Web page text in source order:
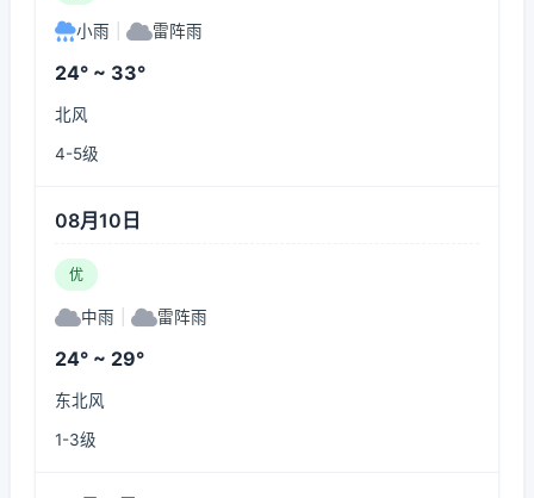
小雨 雷阵雨
24° ~ 33°
北风
4-5级
08月10日
优
中雨 雷阵雨
24° ~ 29°
东北风
1-3级